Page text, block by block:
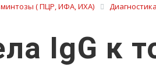
( ПЦР, ИФА, ИХА)
IgG к